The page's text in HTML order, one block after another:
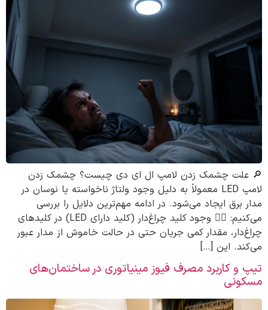
🔎 علت چشمک زدن لامپ ال ای دی چیست؟ چشمک زدن
لامپ LED معمولاً به دلیل وجود ولتاژ ناخواسته یا نوسان در
مدار برق ایجاد می‌شود. در ادامه مهم‌ترین دلایل را بررسی
می‌کنیم: ۱️⃣ وجود کلید چراغ‌دار (کلید دارای LED) در کلیدهای
چراغ‌دار، مقدار کمی جریان حتی در حالت خاموش از مدار عبور
می‌کند. این […]
تیپ و کاربرد مصرف فیوز مینیاتوری در ساختمان‌های
مسکونی